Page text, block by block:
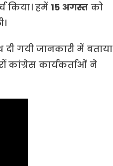
किया। हमें 15 अगस्त को
गयी जानकारी में बताया
कांग्रेस कार्यकर्ताओं ने